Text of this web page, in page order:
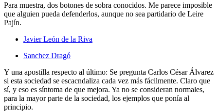
Para muestra, dos botones de sobra conocidos. Me parece imposible
que alguien pueda defenderlos, aunque no sea partidario de Leire
Pajín.
Javier León de la Riva
Sanchez Dragó
Y una apostilla respecto al último: Se pregunta Carlos César Álvarez
si esta sociedad se escacndaliza cada vez más fácilmente. Claro que
sí, y eso es síntoma de que mejora. Ya no se consideran normales,
para la mayor parte de la sociedad, los ejemplos que ponía al
principio.